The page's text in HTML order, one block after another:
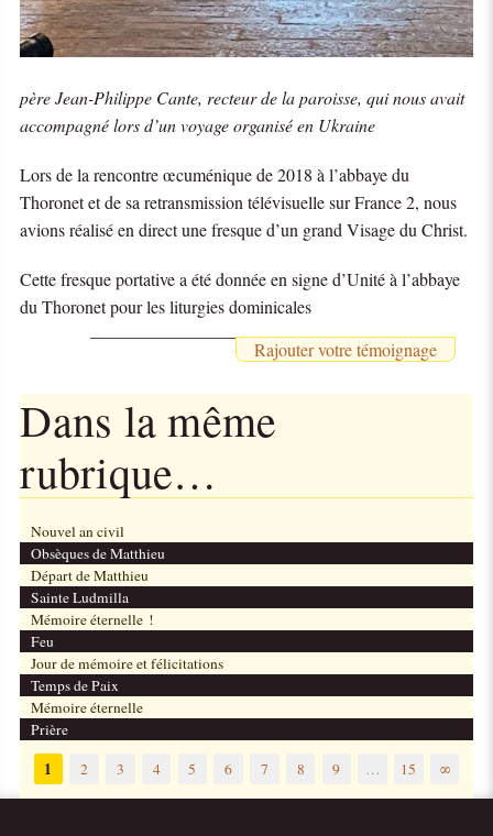
père Jean-Philippe Cante, recteur de la paroisse, qui nous avait
accompagné lors d’un voyage organisé en Ukraine
Lors de la rencontre œcuménique de 2018 à l’abbaye du
Thoronet et de sa retransmission télévisuelle sur France 2, nous
avions réalisé en direct une fresque d’un grand Visage du Christ.
Cette fresque portative a été donnée en signe d’Unité à l’abbaye
du Thoronet pour les liturgies dominicales
Rajouter votre témoignage
Dans la même
rubrique…
Nouvel an civil
Obsèques de Matthieu
Départ de Matthieu
Sainte Ludmilla
Mémoire éternelle !
Feu
Jour de mémoire et félicitations
Temps de Paix
Mémoire éternelle
Prière
1 2 3 4 5 6 7 8 9 … 15 ∞